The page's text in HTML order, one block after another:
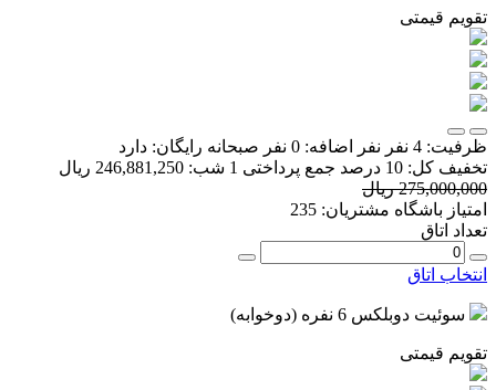
تقویم قیمتی
ظرفیت: 4 نفر نفر اضافه: 0 نفر صبحانه رایگان: دارد
تخفیف کل: 10 درصد جمع پرداختی 1 شب:
246,881,250 ریال
275,000,000 ریال
امتیاز باشگاه مشتریان: 235
تعداد اتاق
انتخاب اتاق
سوئیت دوبلکس 6 نفره (دوخوابه)
تقویم قیمتی